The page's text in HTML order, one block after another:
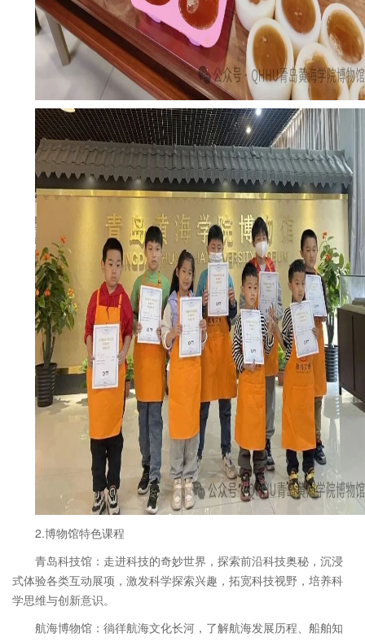
2.博物馆特色课程
青岛科技馆：走进科技的奇妙世界，探索前沿科技奥秘，沉浸
式体验各类互动展项，激发科学探索兴趣，拓宽科技视野，培养科
学思维与创新意识。
航海博物馆：徜徉航海文化长河，了解航海发展历程、船舶知